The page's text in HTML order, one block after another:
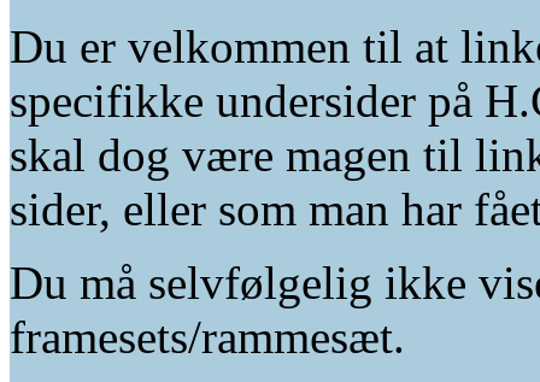
Du er velkommen til at
specifikke undersider på
skal dog være magen til
sider, eller som man har
Du må selvfølgelig ikke
framesets/rammesæt.